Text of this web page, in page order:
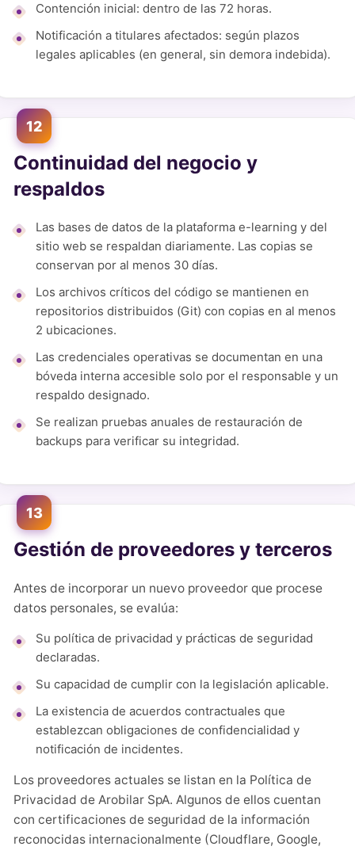
Contención inicial: dentro de las 72 horas.
Notificación a titulares afectados: según plazos
legales aplicables (en general, sin demora indebida).
12
Continuidad del negocio y
respaldos
Las bases de datos de la plataforma e-learning y del
sitio web se respaldan diariamente. Las copias se
conservan por al menos 30 días.
Los archivos críticos del código se mantienen en
repositorios distribuidos (Git) con copias en al menos
2 ubicaciones.
Las credenciales operativas se documentan en una
bóveda interna accesible solo por el responsable y un
respaldo designado.
Se realizan pruebas anuales de restauración de
backups para verificar su integridad.
13
Gestión de proveedores y terceros
Antes de incorporar un nuevo proveedor que procese
datos personales, se evalúa:
Su política de privacidad y prácticas de seguridad
declaradas.
Su capacidad de cumplir con la legislación aplicable.
La existencia de acuerdos contractuales que
establezcan obligaciones de confidencialidad y
notificación de incidentes.
Los proveedores actuales se listan en la Política de
Privacidad de Arobilar SpA. Algunos de ellos cuentan
con certificaciones de seguridad de la información
reconocidas internacionalmente (Cloudflare, Google,